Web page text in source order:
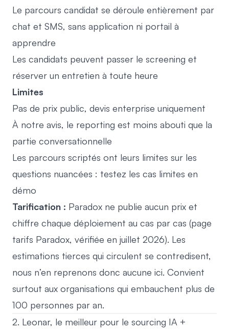
Le parcours candidat se déroule entièrement par
chat et SMS, sans application ni portail à
apprendre
Les candidats peuvent passer le screening et
réserver un entretien à toute heure
Limites
Pas de prix public, devis enterprise uniquement
À notre avis, le reporting est moins abouti que la
partie conversationnelle
Les parcours scriptés ont leurs limites sur les
questions nuancées : testez les cas limites en
démo
Tarification : Paradox ne publie aucun prix et
chiffre chaque déploiement au cas par cas (page
tarifs Paradox, vérifiée en juillet 2026). Les
estimations tierces qui circulent se contredisent,
nous n’en reprenons donc aucune ici. Convient
surtout aux organisations qui embauchent plus de
100 personnes par an.
2. Leonar, le meilleur pour le sourcing IA +